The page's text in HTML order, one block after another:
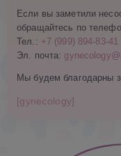
Если вы заметили
обращайтесь по
Тел.: +7 (999) 894-83-41
Эл. почта:
Мы будем благодарны
[gynecology]